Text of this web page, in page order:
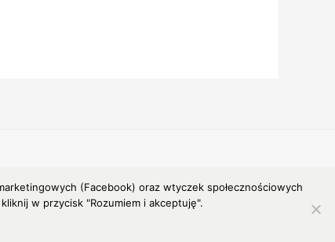
(Facebook) oraz wtyczek społecznościowych
w przycisk "Rozumiem i akceptuję".